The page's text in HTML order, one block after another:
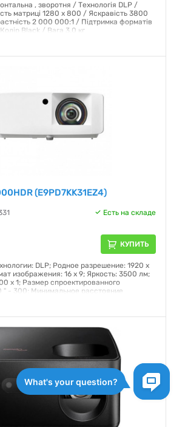
, зворотня / Технологія DLP /
матриці 1280 x 800 / Яскравість 3800
2 000 000:1 / Підтримка форматів
Black / Вага 3.0 кг
(E9PD7KK31EZ4)
Есть на складе
КУПИТЬ
DLP; Родное разрешение: 1920 x
изображения: 16 x 9; Яркость: 3500 лм;
x 1; Размер спроектированного
" - 300; Минимальное расстояние